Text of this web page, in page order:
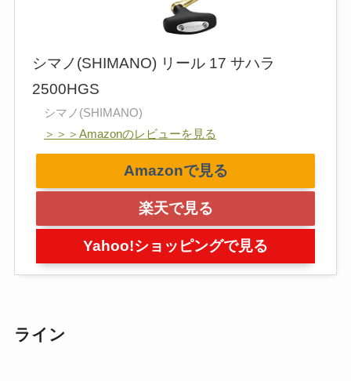
シマノ(SHIMANO) リール 17 サハラ
2500HGS
シマノ(SHIMANO)
＞＞＞Amazonのレビューを見る
Amazonで見る
楽天で見る
Yahoo!ショッピングで見る
ライン